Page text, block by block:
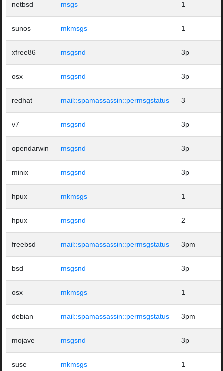
netbsd msgs 1
sunos mkmsgs 1
xfree86 msgsnd 3p
osx msgsnd 3p
redhat mail::spamassassin::permsgstatus 3
v7 msgsnd 3p
opendarwin msgsnd 3p
minix msgsnd 3p
hpux mkmsgs 1
hpux msgsnd 2
freebsd mail::spamassassin::permsgstatus 3pm
bsd msgsnd 3p
osx mkmsgs 1
debian mail::spamassassin::permsgstatus 3pm
mojave msgsnd 3p
suse mkmsgs 1